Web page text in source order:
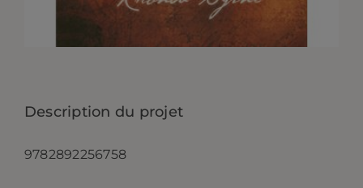
Description du projet
9782892256758